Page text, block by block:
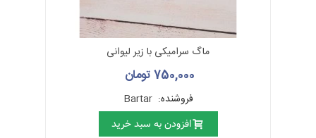
ماگ سرامیکی با زیر لیوانی
750,000 تومان
فروشنده: Bartar
افزودن به سبد خرید